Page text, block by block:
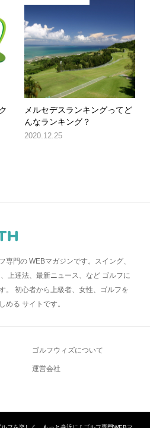
メルセデスランキングってど
んなランキング？
2020.12.25
専門の WEBマガジンです。スイング、
上達法、最新ニュース、など ゴルフに
。 初心者から上級者、女性、ゴルフを
める サイトです。
ゴルフウィズについて
運営会社